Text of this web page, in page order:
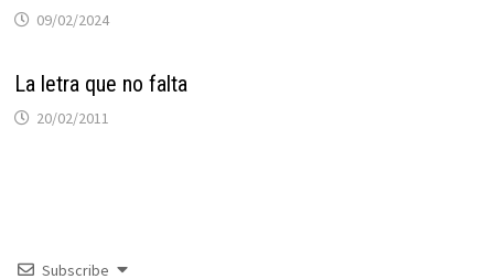
09/02/2024
La letra que no falta
20/02/2011
Subscribe